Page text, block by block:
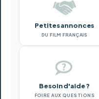
Petites annonces
DU FILM FRANÇAIS
Besoin d'aide ?
FOIRE AUX QUESTIONS